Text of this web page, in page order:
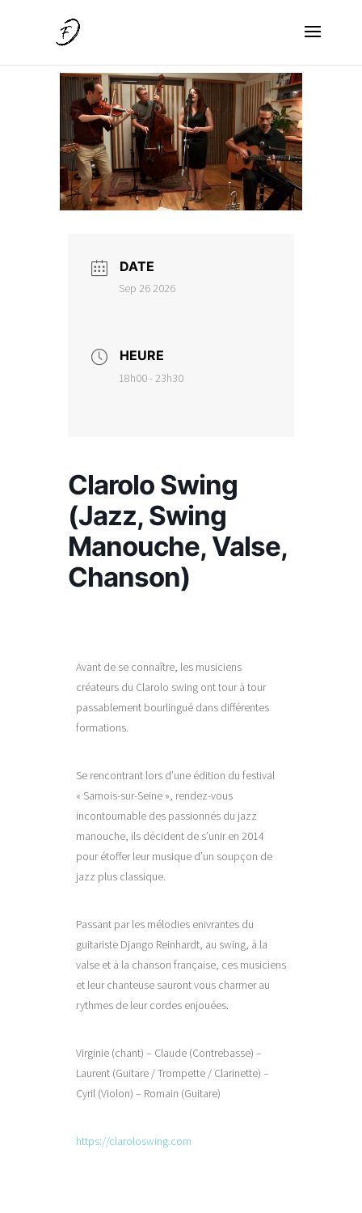
DATE
Sep 26 2026
HEURE
18h00 - 23h30
Clarolo Swing
(Jazz, Swing
Manouche, Valse,
Chanson)
Avant de se connaître, les musiciens
créateurs du Clarolo swing ont tour à tour
passablement bourlingué dans différentes
formations.
Se rencontrant lors d’une édition du festival
« Samois-sur-Seine », rendez-vous
incontournable des passionnés du jazz
manouche, ils décident de s’unir en 2014
pour étoffer leur musique d’un soupçon de
jazz plus classique.
Passant par les mélodies enivrantes du
guitariste Django Reinhardt, au swing, à la
valse et à la chanson française, ces musiciens
et leur chanteuse sauront vous charmer au
rythmes de leur cordes enjouées.
Virginie (chant) – Claude (Contrebasse) –
Laurent (Guitare / Trompette / Clarinette) –
Cyril (Violon) – Romain (Guitare)
https://claroloswing.com